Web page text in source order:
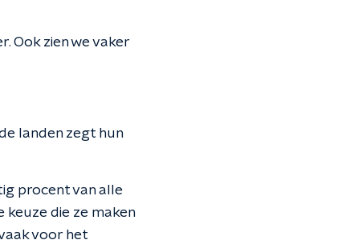
Ook zien we vaker
landen zegt hun
procent van alle
die ze maken
voor het